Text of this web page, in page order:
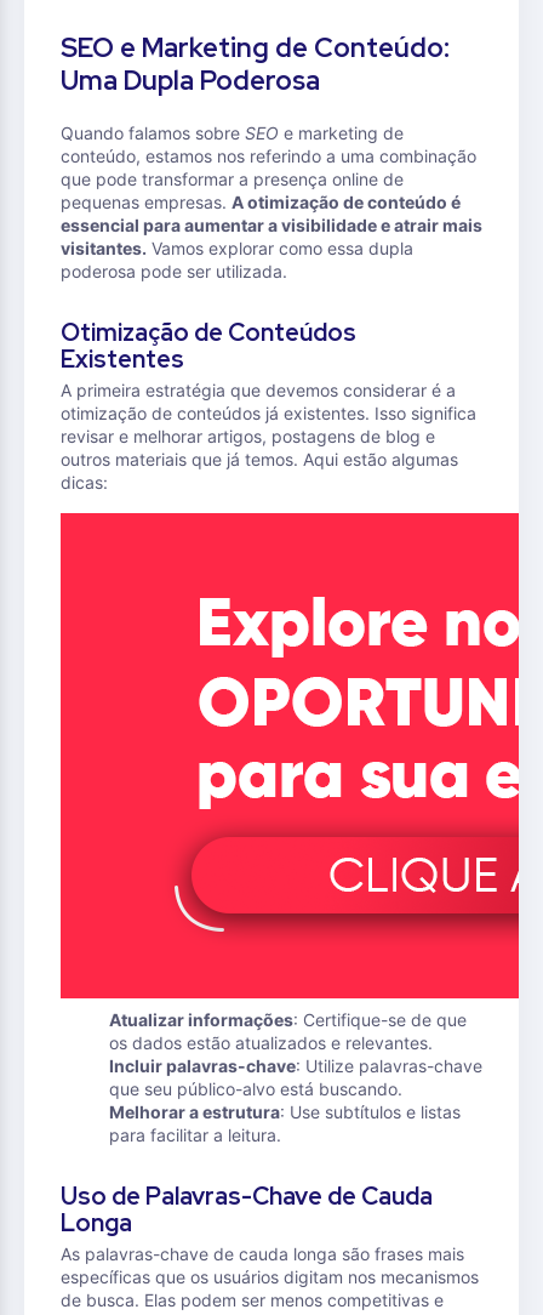
SEO e Marketing de Conteúdo:
Uma Dupla Poderosa
Quando falamos sobre SEO e marketing de
conteúdo, estamos nos referindo a uma combinação
que pode transformar a presença online de
pequenas empresas. A otimização de conteúdo é
essencial para aumentar a visibilidade e atrair mais
visitantes. Vamos explorar como essa dupla
poderosa pode ser utilizada.
Otimização de Conteúdos
Existentes
A primeira estratégia que devemos considerar é a
otimização de conteúdos já existentes. Isso significa
revisar e melhorar artigos, postagens de blog e
outros materiais que já temos. Aqui estão algumas
dicas:
Atualizar informações: Certifique-se de que
os dados estão atualizados e relevantes.
Incluir palavras-chave: Utilize palavras-chave
que seu público-alvo está buscando.
Melhorar a estrutura: Use subtítulos e listas
para facilitar a leitura.
Uso de Palavras-Chave de Cauda
Longa
As palavras-chave de cauda longa são frases mais
específicas que os usuários digitam nos mecanismos
de busca. Elas podem ser menos competitivas e